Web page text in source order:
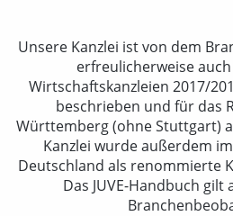
Unsere Kanzlei ist von dem
erfreulicherweise
Wirtschaftskanzleien 2017/
beschrieben und für das
Württemberg (ohne Stuttgart)
Kanzlei wurde außerdem
Deutschland als renommierte
Das JUVE-Handbuch